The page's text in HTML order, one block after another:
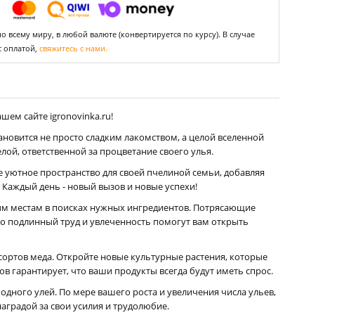
миру, в любой валюте (конвертируется по курсу). В случае
оплатой, свяжитесь с нами.
сайте igronovinka.ru!
не просто сладким лакомством, а целой вселенной
ответственной за процветание своего улья.
пространство для своей пчелиной семьи, добавляя
день - новый вызов и новые успехи!
местам в поисках нужных ингредиентов. Потрясающие
труд и увлеченность помогут вам открыть
меда. Откройте новые культурные растения, которые
гарантирует, что ваши продукты всегда будут иметь спрос.
улей. По мере вашего роста и увеличения числа ульев,
за свои усилия и трудолюбие.